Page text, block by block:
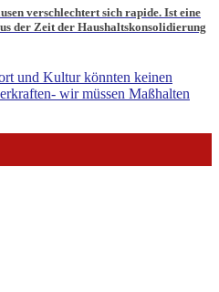
verschlechtert sich rapide. Ist eine
der Zeit der Haushaltskonsolidierung
und Kultur könnten keinen
wir müssen Maßhalten